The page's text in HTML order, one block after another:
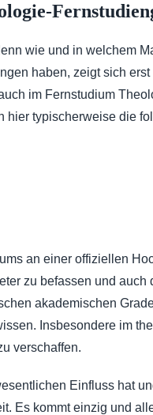
wie und in welchem
haben, zeigt sich
im Fernstudium
hier typischerweise die
an einer offiziellen
zu befassen und auch
akademischen
Insbesondere im
verschaffen.
Einfluss hat
Es kommt einzig und